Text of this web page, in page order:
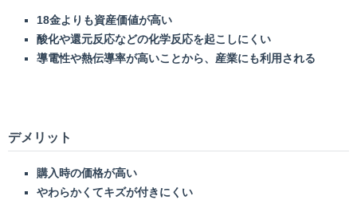
18金よりも資産価値が高い
酸化や還元反応などの化学反応を起こしにくい
導電性や熱伝導率が高いことから、産業にも利用される
デメリット
購入時の価格が高い
やわらかくてキズが付きにくい